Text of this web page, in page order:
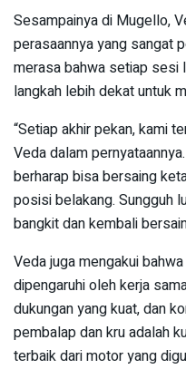
Sesampainya di Mugello,
perasaannya yang sangat
merasa bahwa setiap sesi
langkah lebih dekat untuk
“Setiap akhir pekan, kami
Veda dalam
berharap bisa bersaing
posisi belakang. Sungguh
bangkit dan kembali
Veda juga mengakui
dipengaruhi oleh kerja
dukungan yang kuat, dan
pembalap dan kru adalah
terbaik dari motor yang